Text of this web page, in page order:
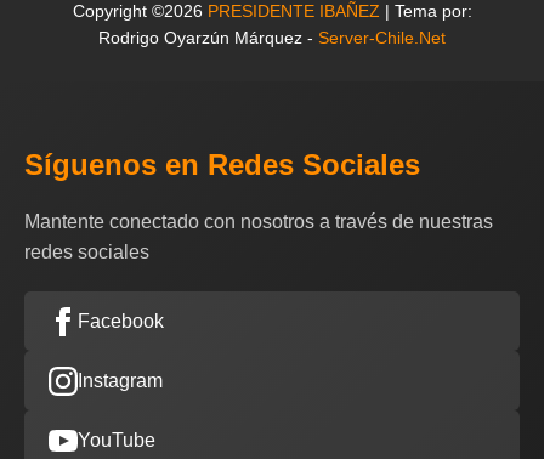
Copyright ©2026 PRESIDENTE IBAÑEZ | Tema por:
Rodrigo Oyarzún Márquez - Server-Chile.Net
Síguenos en Redes Sociales
Mantente conectado con nosotros a través de nuestras
redes sociales
Facebook
Instagram
YouTube